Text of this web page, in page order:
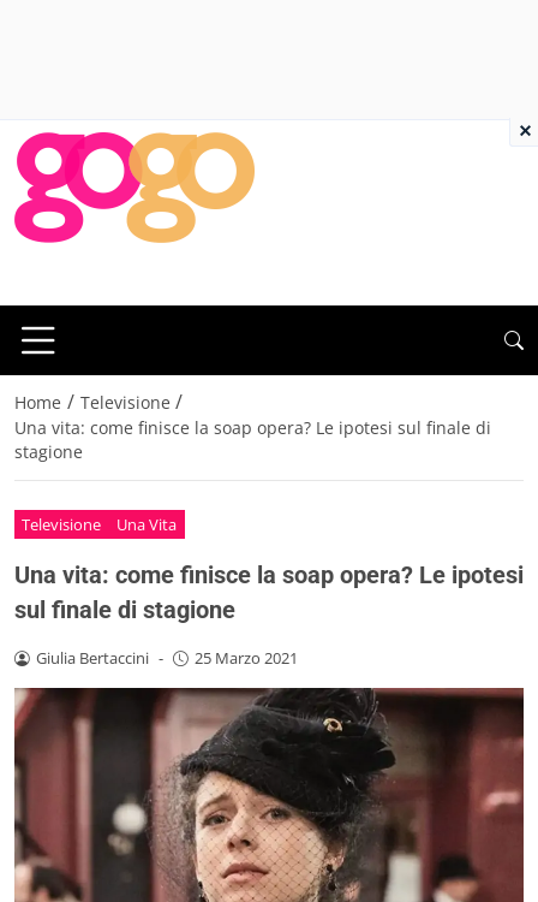
Home / Televisione /
Una vita: come finisce la soap opera? Le ipotesi sul finale di
stagione
Televisione Una Vita
Una vita: come finisce la soap opera? Le ipotesi
sul finale di stagione
Giulia Bertaccini - 25 Marzo 2021
×